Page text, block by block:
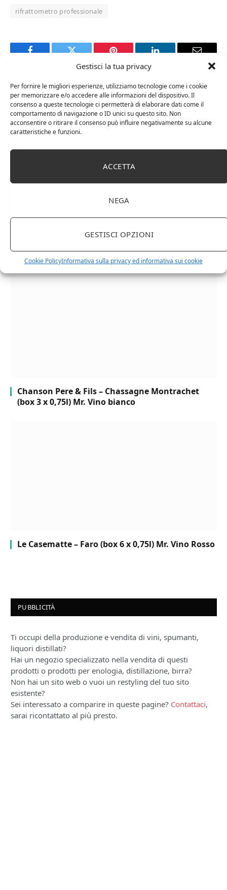
Gestisci la tua privacy
Per fornire le migliori esperienze, utilizziamo tecnologie come i cookie
per memorizzare e/o accedere alle informazioni del dispositivo. Il
consenso a queste tecnologie ci permetterà di elaborare dati come il
comportamento di navigazione o ID unici su questo sito. Non
acconsentire o ritirare il consenso può influire negativamente su alcune
caratteristiche e funzioni.
ACCETTA
NEGA
GESTISCI OPZIONI
Cookie PolicyInformativa sulla privacy ed informativa sui cookie
rifrattometro professionale
RELATEDPOSTS
Cipriani Arrigo, Vino Rosso Veneto IGT 2015,
Bottiglia Numerata, Produzione Limitata, 750 Ml
Chanson Pere & Fils – Chassagne Montrachet
(box 3 x 0,75l) Mr. Vino bianco
Le Casematte – Faro (box 6 x 0,75l) Mr. Vino Rosso
PUBBLICITÀ
Ti occupi della produzione e vendita di vini, spumanti,
liquori distillati?
Hai un negozio specializzato nella vendita di questi
prodotti o prodotti per enologia, distillazione, birra?
Non hai un sito web o vuoi un restyling del tuo sito
esistente?
Sei interessato a comparire in queste pagine? Contattaci,
sarai ricontattato al più presto.